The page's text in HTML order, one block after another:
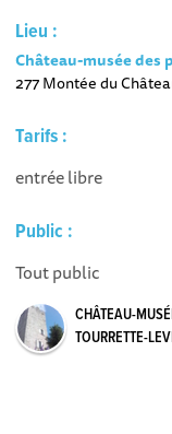
Lieu :
Château-musée
277 Montée du
Tarifs :
entrée libre
Public :
Tout public
CHÂTEAU-
TOURRETTE-